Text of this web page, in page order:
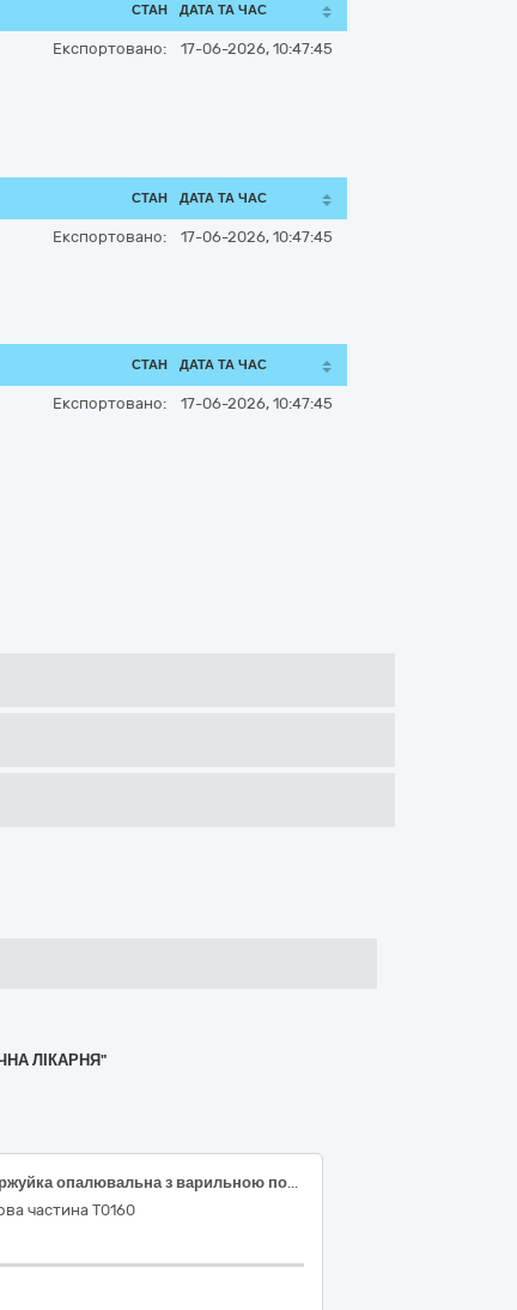
СТАН ДАТА ТА ЧАС
Експортовано: 17-06-2026, 10:47:45
СТАН ДАТА ТА ЧАС
Експортовано: 17-06-2026, 10:47:45
СТАН ДАТА ТА ЧАС
Експортовано: 17-06-2026, 10:47:45
ЛІКАРНЯ"
Піч-буржуйка опалювальна з варильною поверхнею та піч “Булер`ян” в комплекті з димарем
частина Т0160